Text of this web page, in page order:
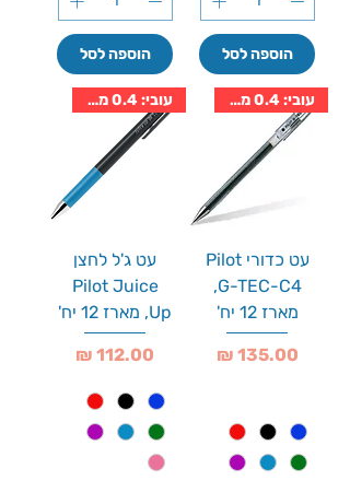
הוספה לסל הוספה לסל
עובי: 0.4 מ''מ
עט כדורי Pilot
G-TEC-C4,
מארז 12 יח'
מחיר
עובי: 0.4 מ''מ
עט ג'ל לחצן
Pilot Juice
Up, מארז 12 יח'
מחיר